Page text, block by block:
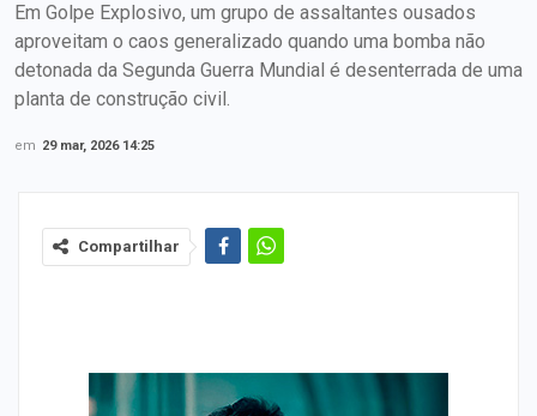
Em Golpe Explosivo, um grupo de assaltantes ousados
aproveitam o caos generalizado quando uma bomba não
detonada da Segunda Guerra Mundial é desenterrada de uma
planta de construção civil.
em 29 mar, 2026 14:25
Compartilhar